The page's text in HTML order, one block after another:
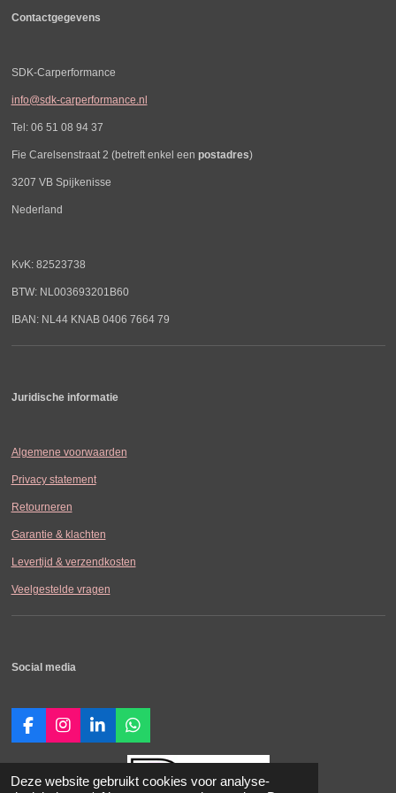
Deze website gebruikt cookies voor analyse-
Contactgegevens
SDK-Carperformance
info@sdk-carperformance.nl
Tel: 06 51 08 94 37
Fie Carelsenstraat 2 (betreft enkel een postadres)
3207 VB Spijkenisse
Nederland
KvK: 82523738
BTW: NL003693201B60
IBAN: NL44 KNAB 0406 7664 79
Juridische informatie
Algemene voorwaarden
Privacy statement
Retourneren
Garantie & klachten
Levertijd & verzendkosten
Veelgestelde vragen
Social media
F
a
c
e
I
n
s
t
L
i
n
k
W
h
a
t